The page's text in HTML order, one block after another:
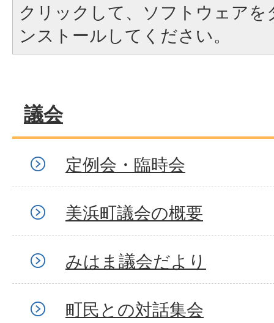
クリックして、ソフトウェア
ンストールしてください。
議会
定例会・臨時会
美浜町議会の概要
みはま議会だより
町民との対話集会